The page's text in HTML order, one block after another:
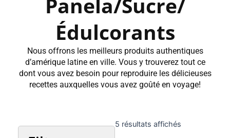
Panela/Sucre/
Édulcorants
Nous offrons les meilleurs produits authentiques
d’amérique latine en ville. Vous y trouverez tout ce
dont vous avez besoin pour reproduire les délicieuses
recettes auxquelles vous avez goûté en voyage!
5 résultats affichés